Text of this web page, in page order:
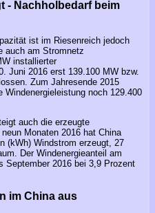
- Nachholbedarf beim
ist im Riesenreich jedoch
auch am Stromnetz
installierter
Juni 2016 erst 139.100 MW bzw.
Zum Jahresende 2015
Windenergieleistung noch 129.400
auch die erzeugte
Monaten 2016 hat China
(kWh) Windstrom erzeugt, 27
Der Windenergieanteil am
September 2016 bei 3,9 Prozent
im China aus